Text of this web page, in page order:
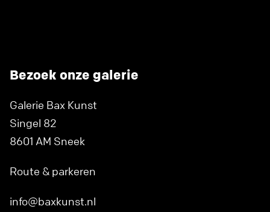
Bezoek onze galerie
Galerie Bax Kunst
Singel 82
8601 AM Sneek
Route & parkeren
info@baxkunst.nl